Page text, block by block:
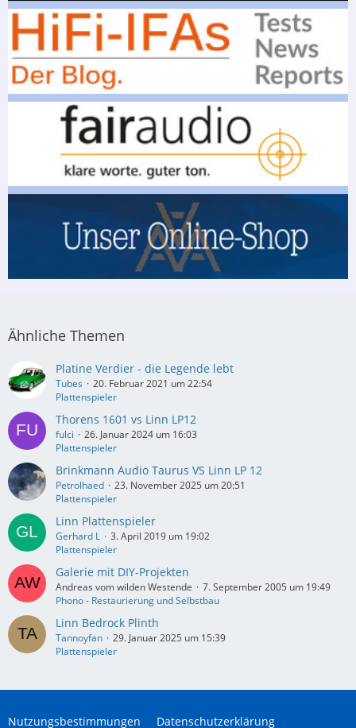
Ähnliche Themen
Platine Verdier - die Legende lebt
Tubes
20. Februar 2021 um 22:54
Plattenspieler
Thorens 1601 vs Linn LP12
fulci
26. Januar 2024 um 16:03
Plattenspieler
Brinkmann Audio Taurus VS Linn LP 12
Petrolhaed
23. November 2025 um 20:51
Plattenspieler
Linn Plattenspieler
Gerhard L
3. April 2019 um 19:02
Plattenspieler
Galerie mit DIY-Projekten
Andreas vom wilden Westende
7. September 2005 um 19:49
Phono - Restaurierung und Selbstbau
Linn Bedrock Plinth
Tannoyfan
29. Januar 2025 um 15:39
Plattenspieler
Nutzungsbestimmungen Datenschutzerklärung